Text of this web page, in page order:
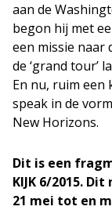
aan de
begon hij met
een missie naar
de ‘grand tour’
En nu, ruim een
speak in de
New Horizons.
Dit is een
KIJK 6/2015.
21 mei tot en